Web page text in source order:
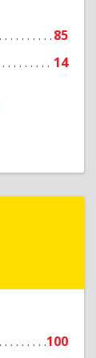
85
14
100
г,